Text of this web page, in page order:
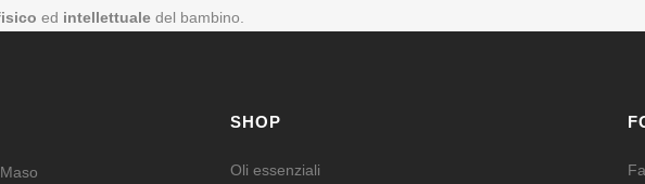
ed intellettuale del bambino.
SHOP
Oli essenziali